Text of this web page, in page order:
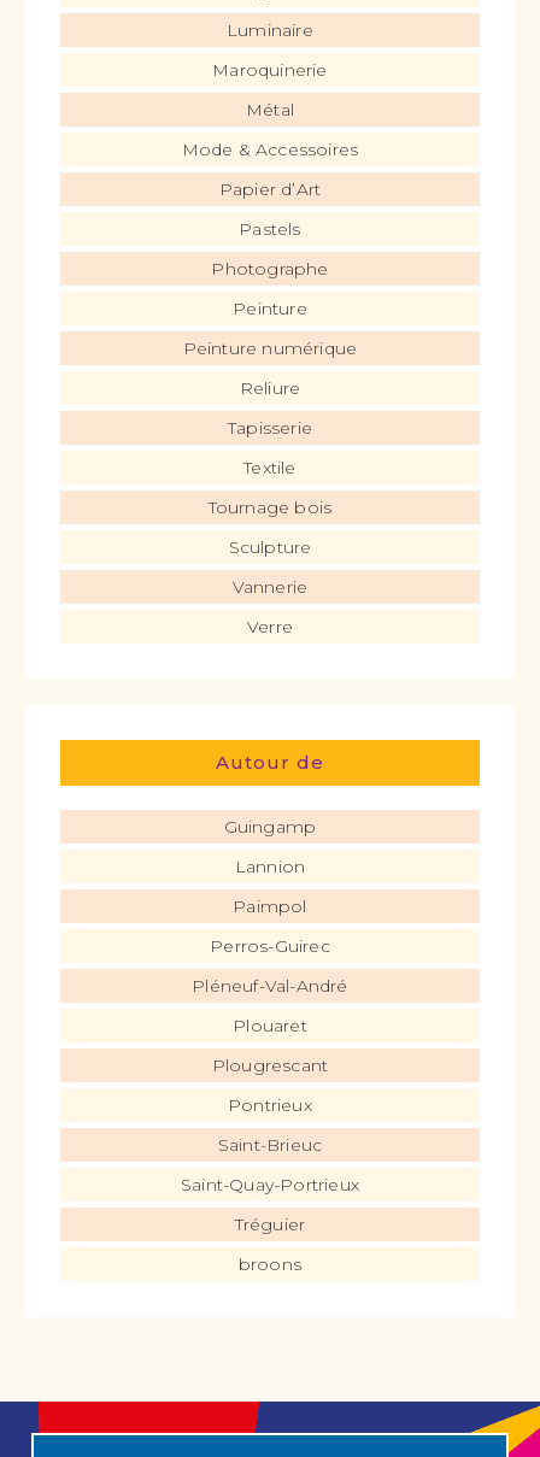
Luminaire
Maroquinerie
Métal
Mode & Accessoires
Papier d’Art
Pastels
Photographe
Peinture
Peinture numérique
Reliure
Tapisserie
Textile
Tournage bois
Sculpture
Vannerie
Verre
Autour de
Guingamp
Lannion
Paimpol
Perros-Guirec
Pléneuf-Val-André
Plouaret
Plougrescant
Pontrieux
Saint-Brieuc
Saint-Quay-Portrieux
Tréguier
broons